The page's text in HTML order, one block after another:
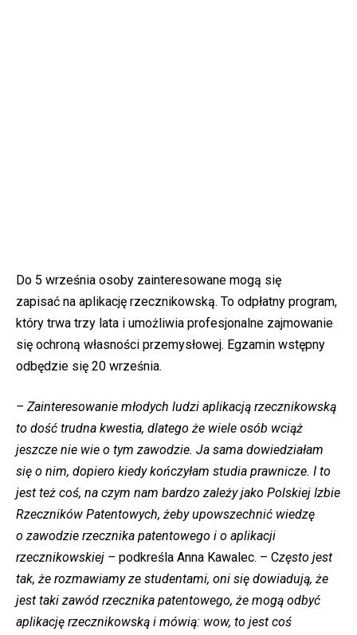
Do 5 września osoby zainteresowane mogą się
zapisać na aplikację rzecznikowską. To odpłatny program,
który trwa trzy lata i umożliwia profesjonalne zajmowanie
się ochroną własności przemysłowej. Egzamin wstępny
odbędzie się 20 września.
– Zainteresowanie młodych ludzi aplikacją rzecznikowską
to dość trudna kwestia, dlatego że wiele osób wciąż
jeszcze nie wie o tym zawodzie. Ja sama dowiedziałam
się o nim, dopiero kiedy kończyłam studia prawnicze. I to
jest też coś, na czym nam bardzo zależy jako Polskiej Izbie
Rzeczników Patentowych, żeby upowszechnić wiedzę
o zawodzie rzecznika patentowego i o aplikacji
rzecznikowskiej – podkreśla Anna Kawalec. – Często jest
tak, że rozmawiamy ze studentami, oni się dowiadują, że
jest taki zawód rzecznika patentowego, że mogą odbyć
aplikację rzecznikowską i mówią: wow, to jest coś